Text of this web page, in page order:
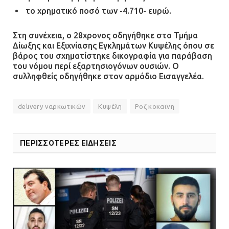
Ασπρόπυργος: Πέθανε ένας από
μεγάλης έκρηξης στο εργοστάσιο
12.07.2026 | 15:07
Άργος: Στη φυλακή οι δύο
με αναπηρία
Μάνδρα
09.07.2026 | 11:12
Φωτιά σε επιχείρηση στον
το χρηματικό ποσό των -4.710- ευρώ.
Στη συνέχεια, ο 28χρονος οδηγήθηκε στο Τμήμα
Δίωξης και Εξιχνίασης Εγκλημάτων Κυψέλης όπου σε
βάρος του σχηματίστηκε δικογραφία για παράβαση
του νόμου περί εξαρτησιογόνων ουσιών. Ο
συλληφθείς οδηγήθηκε στον αρμόδιο Εισαγγελέα.
delivery ναρκωτικών Κυψέλη Ροζ κοκαϊνη
ΠΕΡΙΣΣΟΤΕΡΕΣ ΕΙΔΗΣΕΙΣ